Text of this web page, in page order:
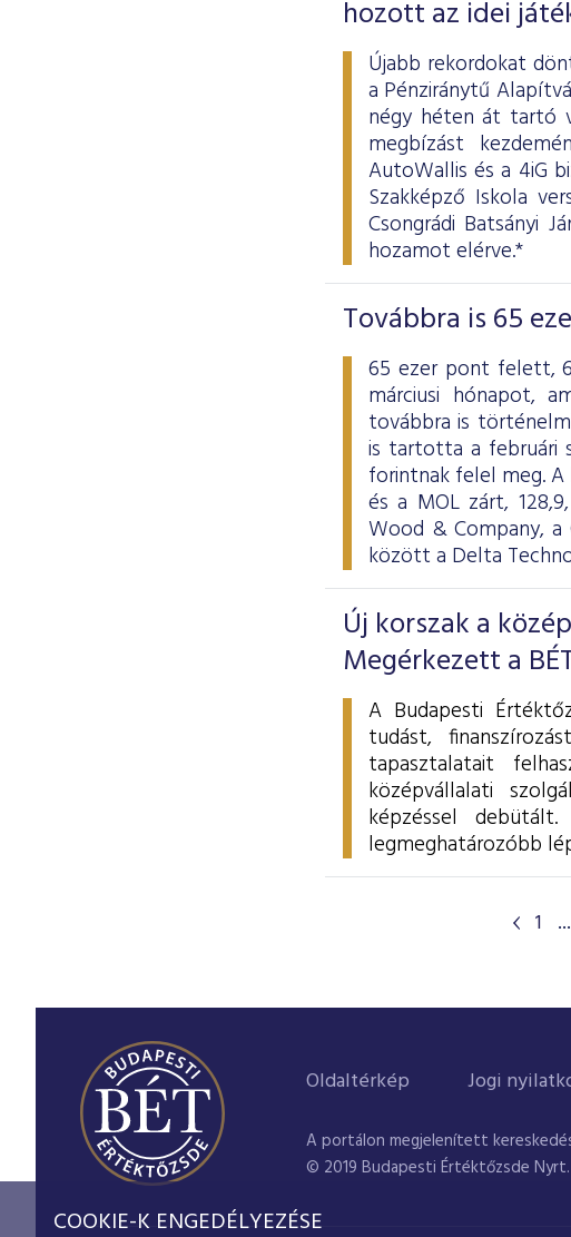
hozott az idei
Újabb rekordokat
a Pénziránytű
négy héten át tartó
megbízást
AutoWallis és a 4iG
Szakképző Iskola
Csongrádi Batsányi
hozamot elérve.*
Továbbra is 65
65 ezer pont felett,
márciusi hónapot,
továbbra is
is tartotta a februári
forintnak felel meg. A
és a MOL zárt,
Wood & Company,
között a Delta
Új korszak a
Megérkezett a
A Budapesti
tudást,
tapasztalatait
középvállalati
képzéssel
legmeghatározóbb
1 ...
Oldaltérkép Jogi
A portálon megjelenített
© 2019 Budapesti Értéktőzsde Nyrt.
COOKIE-K ENGEDÉLYEZÉSE